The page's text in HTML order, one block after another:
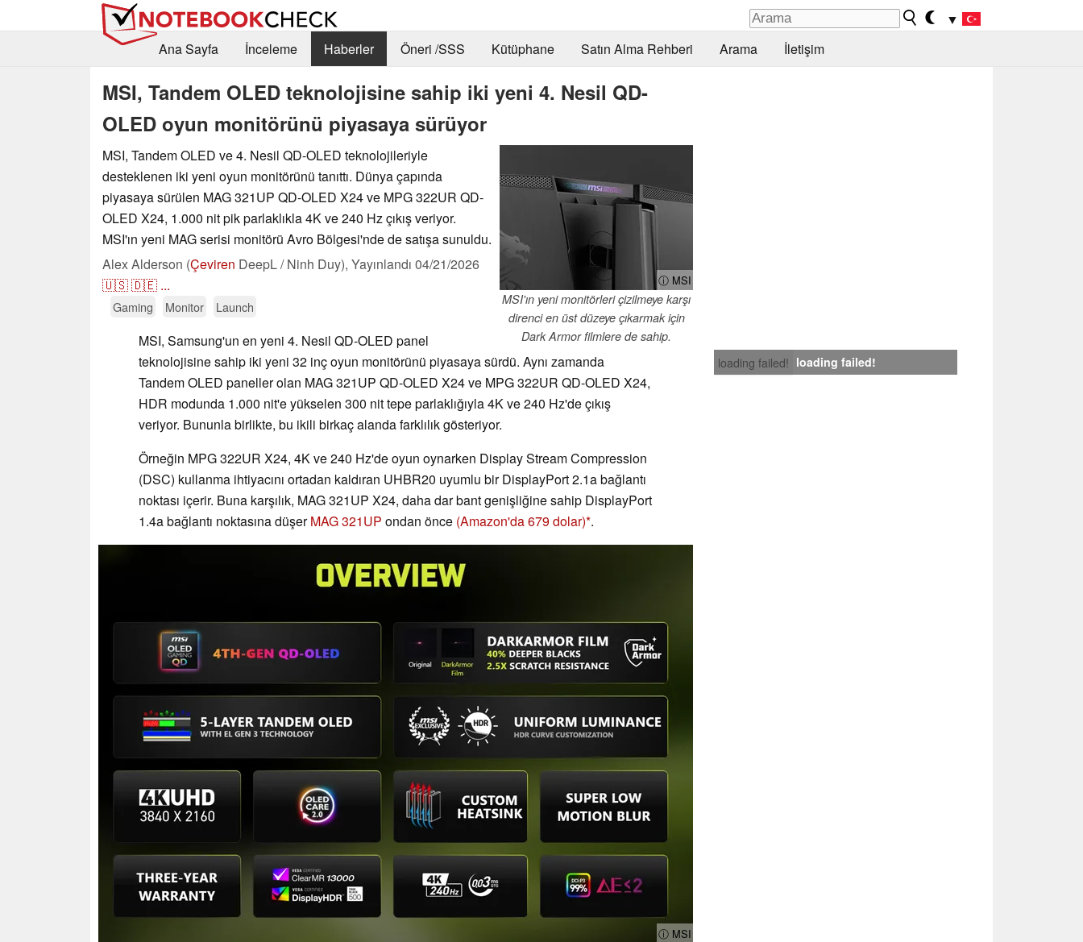
▼
Ana Sayfa
İnceleme Haberler Öneri /SSS Kütüphane Satın Alma Rehberi Arama İletişim
MSI, Tandem OLED teknolojisine sahip iki yeni 4. Nesil QD-
OLED oyun monitörünü piyasaya sürüyor
ⓘ MSI
MSI'ın yeni monitörleri çizilmeye karşı
direnci en üst düzeye çıkarmak için
Dark Armor filmlere de sahip.
MSI, Tandem OLED ve 4. Nesil QD-OLED teknolojileriyle
desteklenen iki yeni oyun monitörünü tanıttı. Dünya çapında
piyasaya sürülen MAG 321UP QD-OLED X24 ve MPG 322UR QD-
OLED X24, 1.000 nit pik parlaklıkla 4K ve 240 Hz çıkış veriyor.
MSI'ın yeni MAG serisi monitörü Avro Bölgesi'nde de satışa sunuldu.
Alex Alderson (Çeviren DeepL / Ninh Duy), Yayınlandı 04/21/2026
🇺🇸🇩🇪 ...
Gaming Monitor Launch
loading failed! loading failed!
MSI, Samsung'un en yeni 4. Nesil QD-OLED panel
teknolojisine sahip iki yeni 32 inç oyun monitörünü piyasaya sürdü. Aynı zamanda
Tandem OLED paneller olan MAG 321UP QD-OLED X24 ve MPG 322UR QD-OLED X24,
HDR modunda 1.000 nit'e yükselen 300 nit tepe parlaklığıyla 4K ve 240 Hz'de çıkış
veriyor. Bununla birlikte, bu ikili birkaç alanda farklılık gösteriyor.
Örneğin MPG 322UR X24, 4K ve 240 Hz'de oyun oynarken Display Stream Compression
(DSC) kullanma ihtiyacını ortadan kaldıran UHBR20 uyumlu bir DisplayPort 2.1a bağlantı
noktası içerir. Buna karşılık, MAG 321UP X24, daha dar bant genişliğine sahip DisplayPort
1.4a bağlantı noktasına düşerMAG 321UP ondan önce (Amazon'da 679 dolar) .
ⓘ MSI